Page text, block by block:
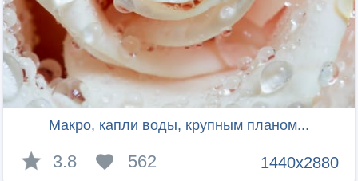
Макро, капли воды, крупным планом...
1440x2880
3.8 562